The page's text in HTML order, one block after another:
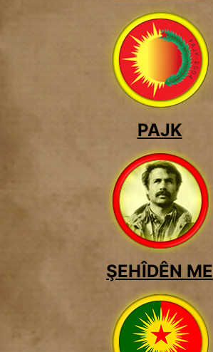
PAJK
ŞEHÎDÊN ME